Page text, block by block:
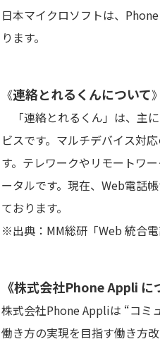
日本マイクロソフトは、
ります。
《連絡とれるくんについて》
「連絡とれるくん」は、主
ビスです。マルチデバイス対
す。テレワークやリモートワ
ータルです。現在、Web電話
ております。
※出典：MM総研「Web 統合
《株式会社Phone Appli に
株式会社Phone Appliは “コミ
働き方の実現を目指す働き方